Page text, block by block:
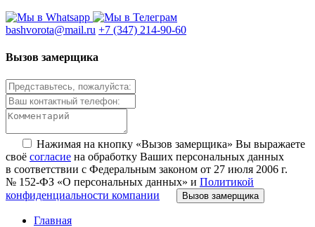
bashvorota@mail.ru +7 (347) 214-90-60
Вызов замерщика
Нажимая на кнопку «Вызов замерщика» Вы выражаете
своё согласие на обработку Ваших персональных данных
в соответствии с Федеральным законом от 27 июля 2006 г.
№ 152-ФЗ «О персональных данных» и Политикой
конфиденциальности компании
Вызов замерщика
Главная